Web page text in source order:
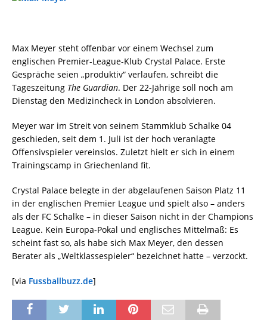
Max Meyer steht offenbar vor einem Wechsel zum
englischen Premier-League-Klub Crystal Palace. Erste
Gespräche seien „produktiv“ verlaufen, schreibt die
Tageszeitung The Guardian. Der 22-Jährige soll noch am
Dienstag den Medizincheck in London absolvieren.
Meyer war im Streit von seinem Stammklub Schalke 04
geschieden, seit dem 1. Juli ist der hoch veranlagte
Offensivspieler vereinslos. Zuletzt hielt er sich in einem
Trainingscamp in Griechenland fit.
Crystal Palace belegte in der abgelaufenen Saison Platz 11
in der englischen Premier League und spielt also – anders
als der FC Schalke – in dieser Saison nicht in der Champions
League. Kein Europa-Pokal und englisches Mittelmaß: Es
scheint fast so, als habe sich Max Meyer, den dessen
Berater als „Weltklassespieler“ bezeichnet hatte – verzockt.
[via Fussballbuzz.de]